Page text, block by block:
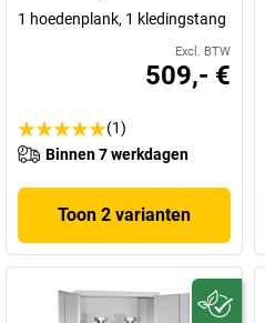
1 hoedenplank, 1 kledingstang
Excl. BTW
509,- €
(1)
Binnen 7 werkdagen
Toon 2 varianten